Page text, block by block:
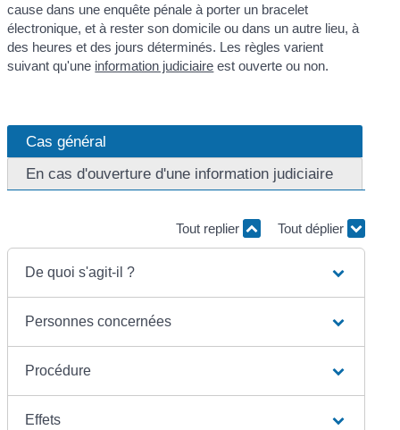
cause dans une enquête pénale à porter un bracelet
électronique, et à rester son domicile ou dans un autre lieu, à
des heures et des jours déterminés. Les règles varient
suivant qu'une information judiciaire est ouverte ou non.
Cas général
En cas d'ouverture d'une information judiciaire
Tout replier Tout déplier
De quoi s'agit-il ?
Personnes concernées
Procédure
Effets